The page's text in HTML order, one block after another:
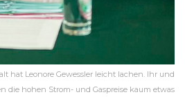
hat Leonore Gewessler leicht lachen. Ihr und
die hohen Strom- und Gaspreise kaum etwas